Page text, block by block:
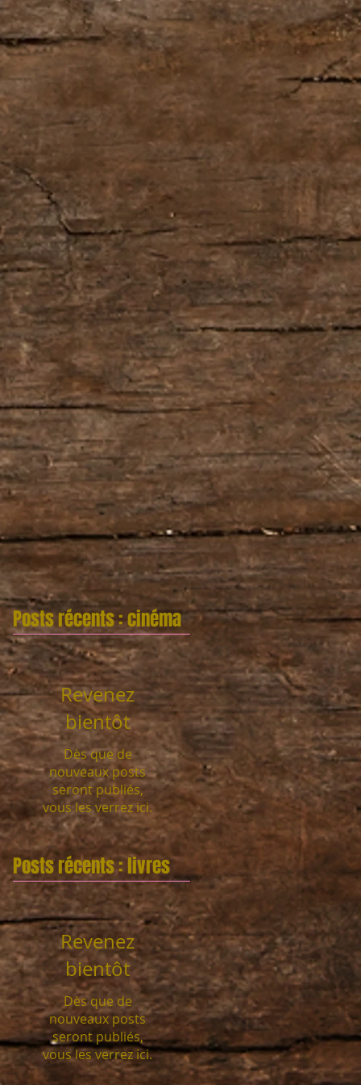
Posts récents : cinéma
Revenez
bientôt
Dès que de
nouveaux posts
seront publiés,
vous les verrez ici.
Posts récents : livres
Revenez
bientôt
Dès que de
nouveaux posts
seront publiés,
vous les verrez ici.